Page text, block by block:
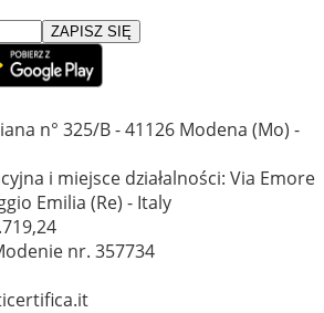
ZAPISZ SIĘ
n° 325/B - 41126 Modena (Mo) -
i miejsce działalności: Via Emore
Emilia (Re) - Italy
nr. 357734